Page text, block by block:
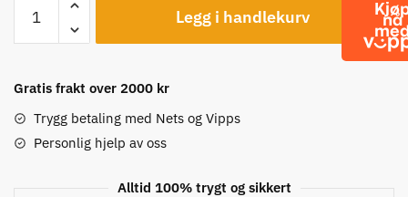
ABEC-
3
2RS,
12mm
32mm
Legg i handlekurv
Gratis frakt over 2000 kr
Trygg betaling med Nets og Vipps
Personlig hjelp av oss
Alltid 100% trygt og sikkert